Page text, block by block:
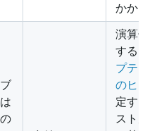
かか
演算
する
プテ
のヒ
定す
スト